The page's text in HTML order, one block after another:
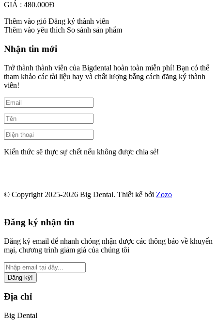
GIÁ : 480.000Đ
Thêm vào giỏ Đăng ký thành viên
Thêm vào yêu thích So sánh sản phẩm
Nhận tin mới
Trở thành thành viên của Bigdental hoàn toàn miễn phí! Bạn có thể
tham khảo các tài liệu hay và chất lượng bằng cách đăng ký thành
viên!
Kiến thức sẽ thực sự chết nếu không được chia sẻ!
© Copyright 2025-2026 Big Dental. Thiết kế bởi Zozo
Đăng ký nhận tin
Đăng ký email để nhanh chóng nhận được các thông báo về khuyến
mại, chương trình giảm giá của chúng tôi
Đăng ký!
Địa chỉ
Big Dental